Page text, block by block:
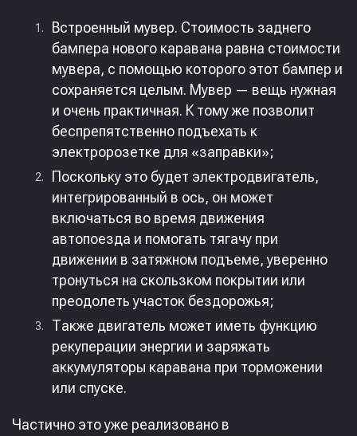
Встроенный мувер. Стоимость заднего
бампера нового каравана равна стоимости
мувера, с помощью которого этот бампер и
сохраняется целым. Мувер — вещь нужная
и очень практичная. К тому же позволит
беспрепятственно подъехать к
электророзетке для «заправки»;
Поскольку это будет электродвигатель,
интегрированный в ось, он может
включаться во время движения
автопоезда и помогать тягачу при
движении в затяжном подъеме, уверенно
тронуться на скользком покрытии или
преодолеть участок бездорожья;
Также двигатель может иметь функцию
рекуперации энергии и заряжать
аккумуляторы каравана при торможении
или спуске.
Частично это уже реализовано в